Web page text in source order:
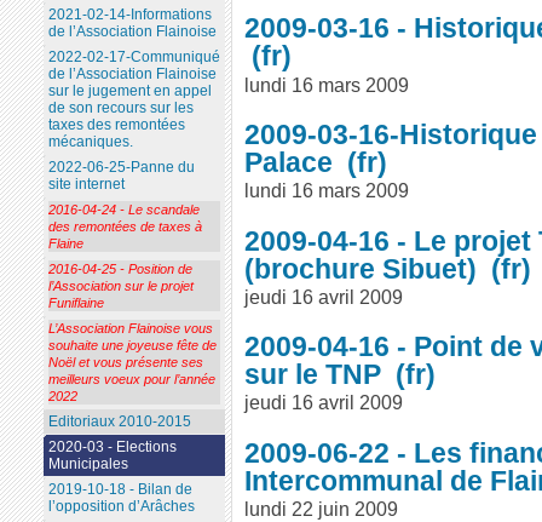
2009-03-16 -
lundi 16 mars 2009
2009-03-16-
Palace
lundi 16 mars 2009
2009-04-16 - Le
(brochure Sibuet)
jeudi 16 avril 2009
2009-04-16 - Point de
sur le TNP
jeudi 16 avril 2009
2009-06-22 - Les
Intercommunal de
lundi 22 juin 2009
2021-02-14-Informations
de l’Association Flainoise
2022-02-17-Communiqué
de l’Association Flainoise
sur le jugement en appel
de son recours sur les
taxes des remontées
mécaniques.
2022-06-25-Panne du
site internet
2016-04-24 - Le scandale
des remontées de taxes à
Flaine
2016-04-25 - Position de
l’Association sur le projet
Funiflaine
L’Association Flainoise vous
souhaite une joyeuse fête de
Noël et vous présente ses
meilleurs voeux pour l’année
2022
Editoriaux 2010-2015
2020-03 - Elections
Municipales
2019-10-18 - Bilan de
l’opposition d’Arâches